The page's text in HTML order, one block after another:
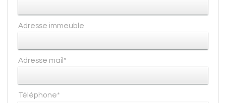
Adresse immeuble
Adresse mail*
Téléphone*